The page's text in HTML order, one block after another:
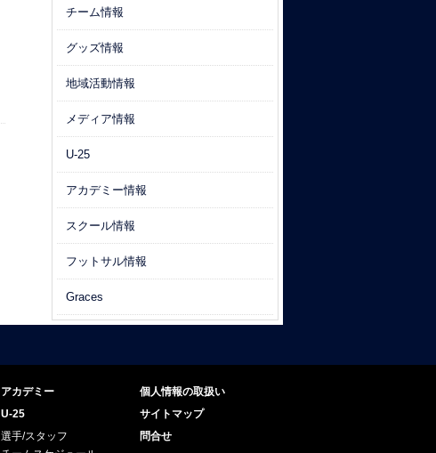
チーム情報
グッズ情報
地域活動情報
メディア情報
U-25
アカデミー情報
スクール情報
フットサル情報
Graces
アカデミー
U-25
選手/スタッフ
個人情報の取扱い
サイトマップ
問合せ